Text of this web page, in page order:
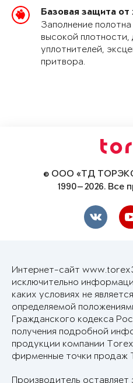
Базовая защита
Заполнение
высокой плотности,
уплотнителей,
притвора.
© ООО «ТД
1990—2026. Все
Интернет-сайт
исключительно
каких условиях не
определяемой
Гражданского кодекса
получения подробной
продукции компании
фирменные точки продаж
Производитель